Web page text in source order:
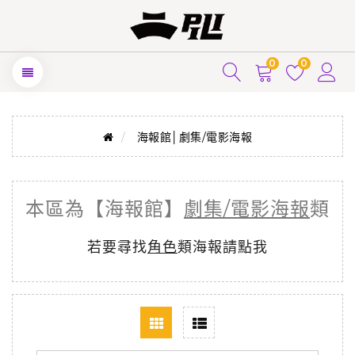
0 0
海報館│劇集/電影海報
本區為【海報館】 劇集/電影海報類
若要尋找角色類海報請點我